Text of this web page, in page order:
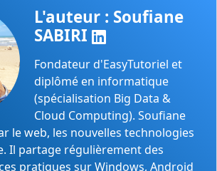
L'auteur : Soufiane
SABIRI
Fondateur d'EasyTutoriel et
diplômé en informatique
(spécialisation Big Data &
Cloud Computing). Soufiane
le web, les nouvelles technologies
Il partage régulièrement des
pratiques sur Windows, Android